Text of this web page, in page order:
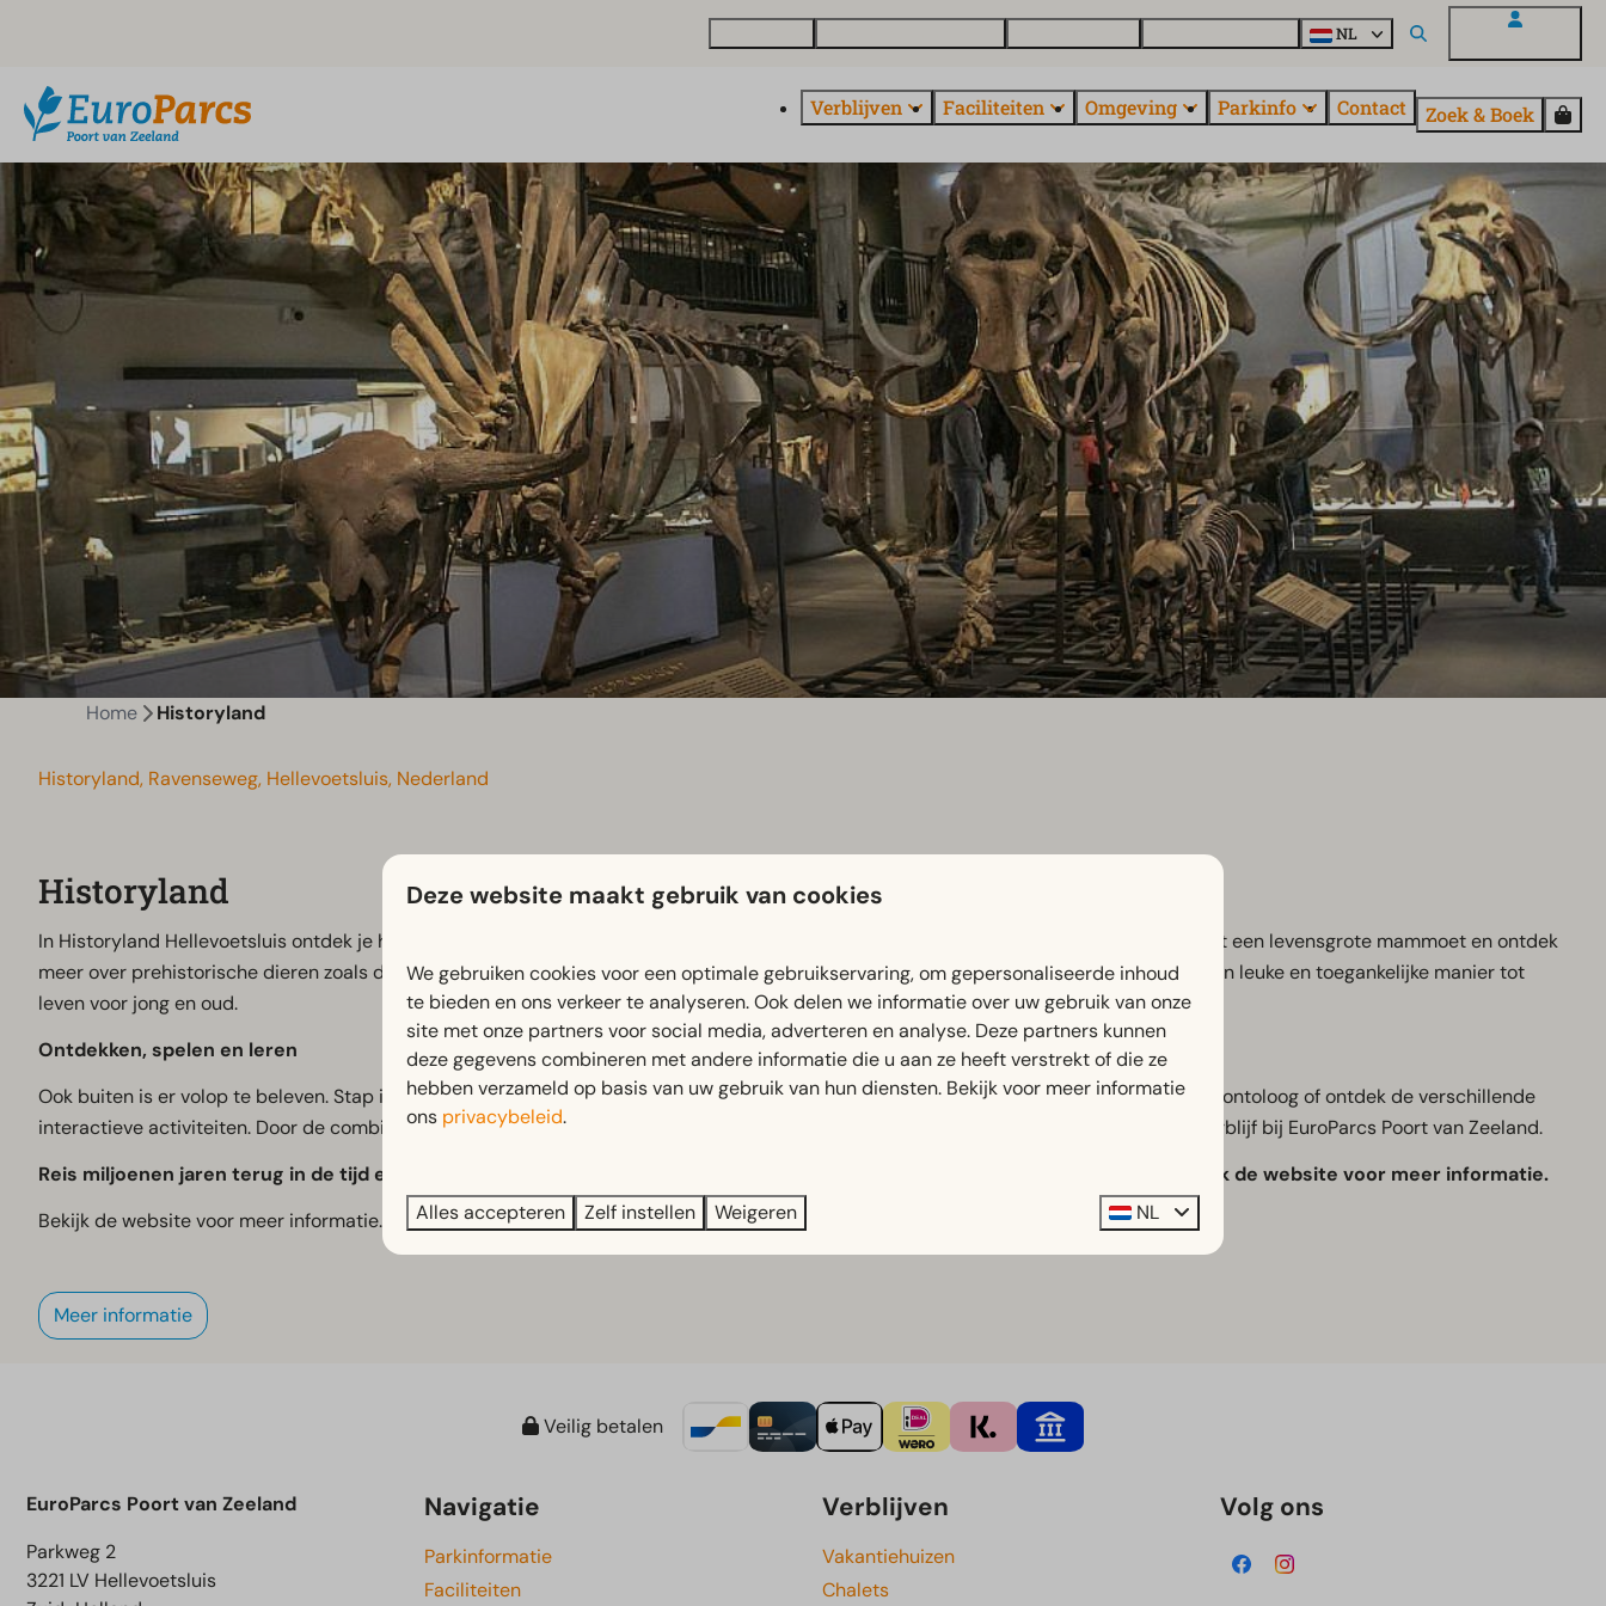
NL
Verblijven Faciliteiten Omgeving Parkinfo Contact Zoek & Boek
Home Historyland
Historyland, Ravenseweg, Hellevoetsluis, Nederland
Historyland
In Historyland Hellevoetsluis ontdek je hoe de aarde er miljoenen jaren geleden uitzag. Bewonder indrukwekkende dinosauriërs, ontmoet een levensgrote mammoet en ontdek
meer over prehistorische dieren zoals de holenbeer en sabeltandkat. Dankzij de interactieve tentoonstellingen komt geschiedenis op een leuke en toegankelijke manier tot
leven voor jong en oud.
Ontdekken, spelen en leren
Ook buiten is er volop te beleven. Stap in een MIG-gevechtsvliegtuig of gevechtshelikopter, ga op zoek naar fossielen als een echte paleontoloog of ontdek de verschillende
interactieve activiteiten. Door de combinatie van geschiedenis, techniek en avontuur is Historyland een veelzijdig dagje uit tijdens je verblijf bij EuroParcs Poort van Zeeland.
Reis miljoenen jaren terug in de tijd en ontdek een wereld vol dinosauriërs, prehistorische dieren en bijzondere verhalen.Bekijk de website voor meer informatie.
Bekijk de website voor meer informatie.
Meer informatie
Veilig betalen
EuroParcs Poort van Zeeland
Parkweg 2
3221 LV Hellevoetsluis
Navigatie
Parkinformatie
Faciliteiten
Verblijven
Vakantiehuizen
Chalets
Volg ons
Deze website maakt gebruik van cookies
We gebruiken cookies voor een optimale gebruikservaring, om gepersonaliseerde inhoud
te bieden en ons verkeer te analyseren. Ook delen we informatie over uw gebruik van onze
site met onze partners voor social media, adverteren en analyse. Deze partners kunnen
deze gegevens combineren met andere informatie die u aan ze heeft verstrekt of die ze
hebben verzameld op basis van uw gebruik van hun diensten. Bekijk voor meer informatie
ons privacybeleid.
Alles accepteren Zelf instellen Weigeren NL